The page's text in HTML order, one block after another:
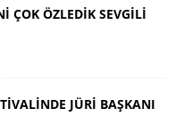
ÇOK ÖZLEDİK SEVGİLİ
JÜRİ BAŞKANI